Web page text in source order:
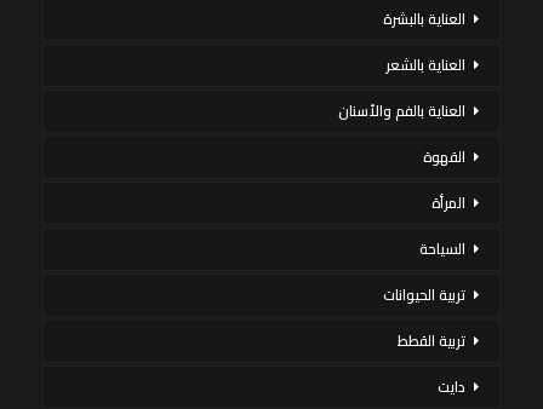
العناية بالبشرة
العناية بالشعر
العناية بالفم والأسنان
القهوة
المرأة
السياحة
تربية الحيوانات
تربية القطط
دايت